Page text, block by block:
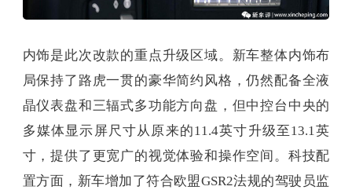
内饰是此次改款的重点升级区域。新车整体内饰布
局保持了路虎一贯的豪华简约风格，仍然配备全液
晶仪表盘和三辐式多功能方向盘，但中控台中央的
多媒体显示屏尺寸从原来的11.4英寸升级至13.1英
寸，提供了更宽广的视觉体验和操作空间。科技配
置方面，新车增加了符合欧盟GSR2法规的驾驶员监